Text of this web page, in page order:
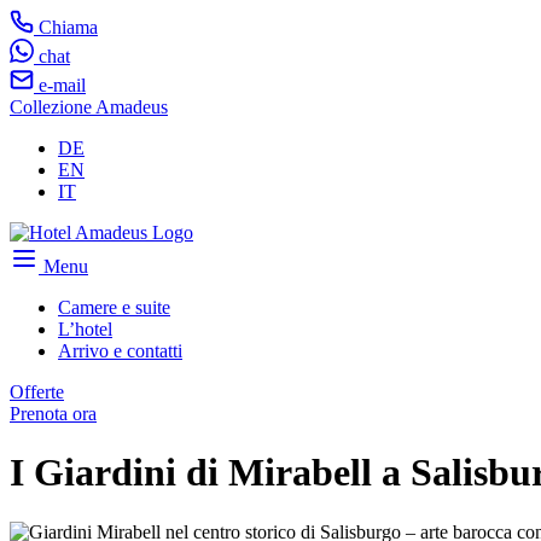
Chiama
chat
e-mail
Collezione Amadeus
DE
EN
IT
Menu
Camere e suite
L’hotel
Arrivo e contatti
Offerte
Prenota ora
I Giardini di Mirabell a